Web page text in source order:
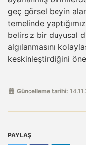
geç görsel beyin
temelinde
belirsiz bir duyusal
algılanmasını
keskinleştirdiğini
Güncelleme tarihi:
PAYLAŞ